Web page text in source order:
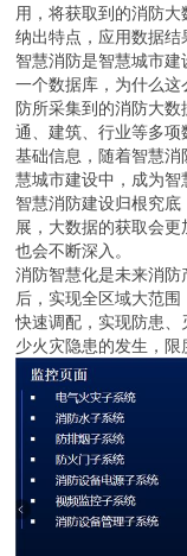
用，将获取到的消防
纳出特点，应用数据结
智慧消防是智慧城市
一个数据库，为什么
防所采集到的消防大
通、建筑、行业等多
基础信息，随着智慧
慧城市建设中，成为智
智慧消防建设归根究
展，大数据的获取会
也会不断深入。
消防智慧化是未来消
后，实现全区域大范
快速调配，实现防患
少火灾隐患的发生，限